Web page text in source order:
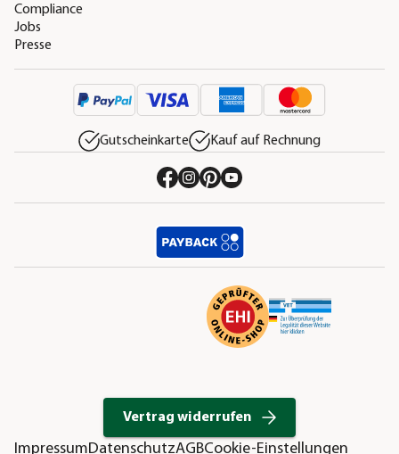
Compliance
Jobs
Presse
Gutscheinkarte Kauf auf Rechnung
Vertrag widerrufen
ImpressumDatenschutzAGBCookie-Einstellungen